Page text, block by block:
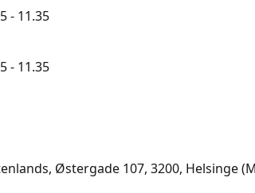
- 11.35
- 11.35
Østergade 107, 3200, Helsinge